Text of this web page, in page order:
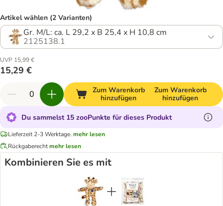
Artikel wählen (2 Varianten)
Gr. M/L: ca. L 29,2 x B 25,4 x H 10,8 cm
2125138.1
UVP 15,99 €
15,29 €
Zum Warenkorb
hinzufügen
Zum Warenkorb
hinzufügen
Du sammelst 15 zooPunkte für dieses Produkt
Lieferzeit 2-3 Werktage. mehr lesen
Rückgaberechtmehr lesen
Kombinieren Sie es mit